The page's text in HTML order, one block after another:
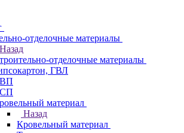
отделочные материалы
Назад
отделочные материалы
ГВЛ
материал
Назад
Кровельный материал